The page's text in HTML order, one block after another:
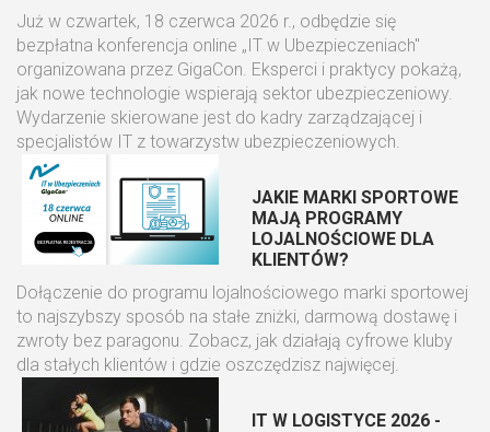
Już w czwartek, 18 czerwca 2026 r., odbędzie się
bezpłatna konferencja online „IT w Ubezpieczeniach"
organizowana przez GigaCon. Eksperci i praktycy pokażą,
jak nowe technologie wspierają sektor ubezpieczeniowy.
Wydarzenie skierowane jest do kadry zarządzającej i
specjalistów IT z towarzystw ubezpieczeniowych.
JAKIE MARKI SPORTOWE
MAJĄ PROGRAMY
LOJALNOŚCIOWE DLA
KLIENTÓW?
Dołączenie do programu lojalnościowego marki sportowej
to najszybszy sposób na stałe zniżki, darmową dostawę i
zwroty bez paragonu. Zobacz, jak działają cyfrowe kluby
dla stałych klientów i gdzie oszczędzisz najwięcej.
IT W LOGISTYCE 2026 -